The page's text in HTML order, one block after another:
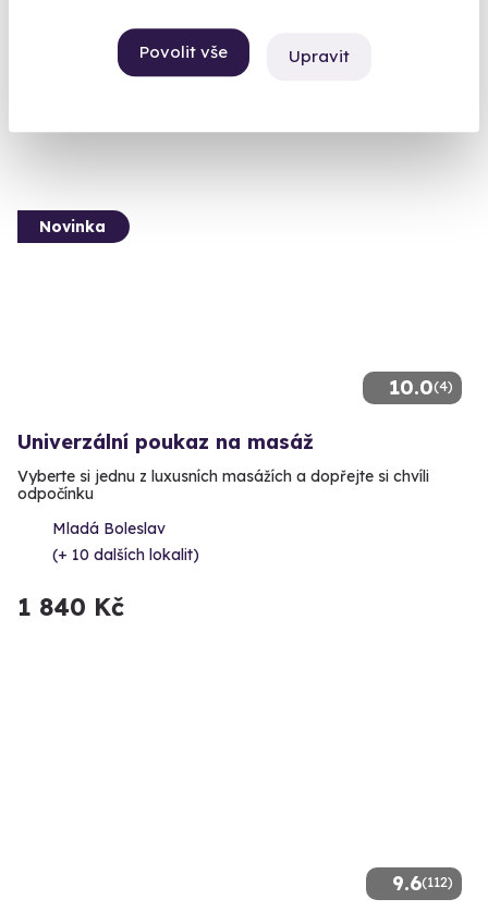
Povolit vše Upravit
Žďár (Rakovník)
10.0(4)
Novinka
Univerzální poukaz na masáž
Vyberte si jednu z luxusních masážích a dopřejte si chvíli
odpočínku
Mladá Boleslav
(+ 10 dalších lokalit)
1 840 Kč
9.6(112)